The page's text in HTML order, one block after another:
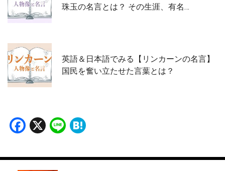
珠玉の名言とは？ その生涯、有名…
英語＆日本語でみる【リンカーンの名言】
国民を奮い立たせた言葉とは？
Facebook
X Line